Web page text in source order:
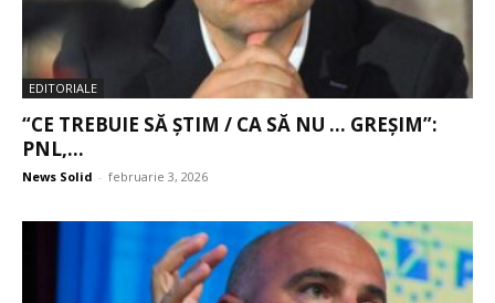
EDITORIALE
“CE TREBUIE SĂ ȘTIM / CA SĂ NU … GREȘIM”:
PNL,...
News Solid - februarie 3, 2026